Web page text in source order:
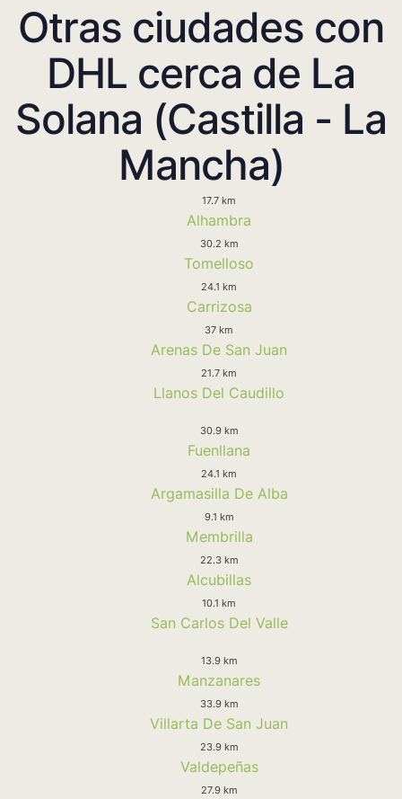
Otras ciudades con
DHL cerca de La
Solana (Castilla - La
Mancha)
17.7 km
Alhambra
30.2 km
Tomelloso
24.1 km
Carrizosa
37 km
Arenas De San Juan
21.7 km
Llanos Del Caudillo
30.9 km
Fuenllana
24.1 km
Argamasilla De Alba
9.1 km
Membrilla
22.3 km
Alcubillas
10.1 km
San Carlos Del Valle
13.9 km
Manzanares
33.9 km
Villarta De San Juan
23.9 km
Valdepeñas
27.9 km